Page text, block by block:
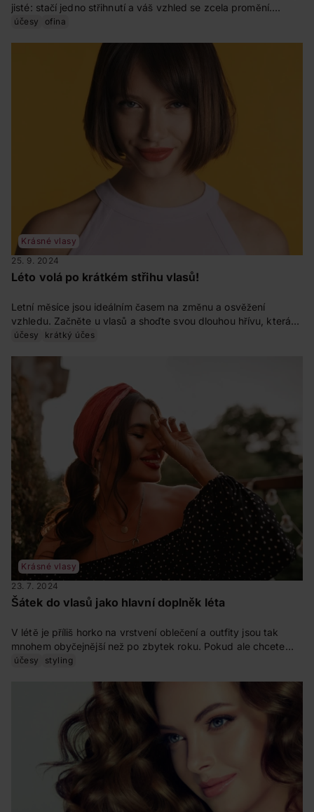
jisté: stačí jedno střihnutí a váš vzhled se zcela promění.
Pokud patříte do „týmu ofina“ a milujete ji, určitě znáte i její
očí a vy nemáte čas (nebo rozpočet) na návštěvu kadeřníka.
Proto jsme pro vás připravili tipy, se kterými zvládnete domácí
účesy ofina
Krásné vlasy
25. 9. 2024
Léto volá po krátkém střihu vlasů!
Letní měsíce jsou ideálním časem na změnu a osvěžení
vzhledu. Začněte u vlasů a shoďte svou dlouhou hřívu, která
vás akorát tíží a přehřívá. Je čas na mikádo neboli bob, který
účesy krátký účes
Krásné vlasy
23. 7. 2024
Šátek do vlasů jako hlavní doplněk léta
V létě je příliš horko na vrstvení oblečení a outfity jsou tak
mnohem obyčejnější než po zbytek roku. Pokud ale chcete
být trendy i v šatech nebo kraťasech a tílku, doporučujeme
fenomén jménem šátek, který je multifunkčním kouskem, se
kterým se vyřádíte.
účesy styling